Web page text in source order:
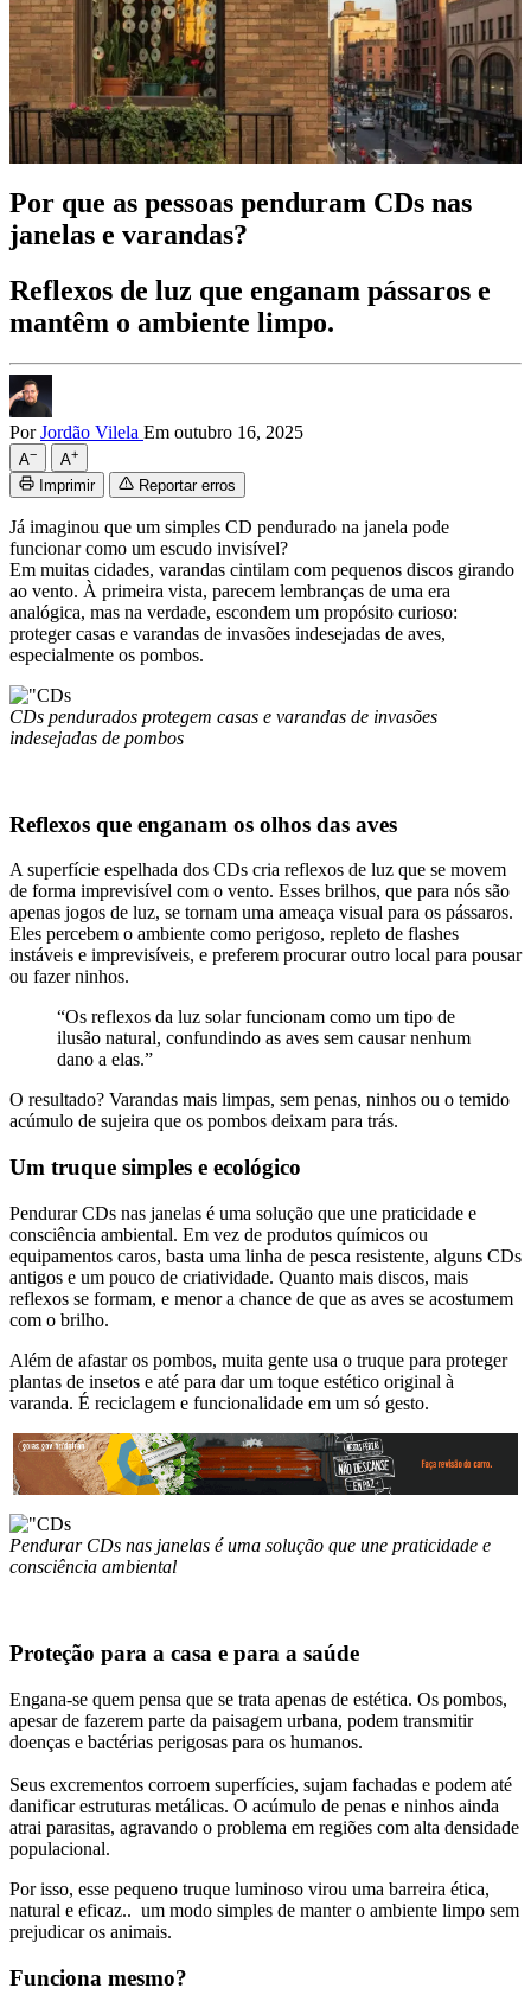
Por que as pessoas penduram CDs nas
janelas e varandas?
Reflexos de luz que enganam pássaros e
mantêm o ambiente limpo.
PorJordão Vilela Em outubro 16, 2025
A− A+
Imprimir Reportar erros
Já imaginou que um simples CD pendurado na janela pode
funcionar como um escudo invisível?
Em muitas cidades, varandas cintilam com pequenos discos girando
ao vento. À primeira vista, parecem lembranças de uma era
analógica, mas na verdade, escondem um propósito curioso:
proteger casas e varandas de invasões indesejadas de aves,
especialmente os pombos.
CDs pendurados protegem casas e varandas de invasões
indesejadas de pombos
Reflexos que enganam os olhos das aves
A superfície espelhada dos CDs cria reflexos de luz que se movem
de forma imprevisível com o vento. Esses brilhos, que para nós são
apenas jogos de luz, se tornam uma ameaça visual para os pássaros.
Eles percebem o ambiente como perigoso, repleto de flashes
instáveis e imprevisíveis, e preferem procurar outro local para pousar
ou fazer ninhos.
“Os reflexos da luz solar funcionam como um tipo de
ilusão natural, confundindo as aves sem causar nenhum
dano a elas.”
O resultado? Varandas mais limpas, sem penas, ninhos ou o temido
acúmulo de sujeira que os pombos deixam para trás.
Um truque simples e ecológico
Pendurar CDs nas janelas é uma solução que une praticidade e
consciência ambiental. Em vez de produtos químicos ou
equipamentos caros, basta uma linha de pesca resistente, alguns CDs
antigos e um pouco de criatividade. Quanto mais discos, mais
reflexos se formam, e menor a chance de que as aves se acostumem
com o brilho.
Além de afastar os pombos, muita gente usa o truque para proteger
plantas de insetos e até para dar um toque estético original à
varanda. É reciclagem e funcionalidade em um só gesto.
Pendurar CDs nas janelas é uma solução que une praticidade e
consciência ambiental
Proteção para a casa e para a saúde
Engana-se quem pensa que se trata apenas de estética. Os pombos,
apesar de fazerem parte da paisagem urbana, podem transmitir
doenças e bactérias perigosas para os humanos.
Seus excrementos corroem superfícies, sujam fachadas e podem até
danificar estruturas metálicas. O acúmulo de penas e ninhos ainda
atrai parasitas, agravando o problema em regiões com alta densidade
populacional.
Por isso, esse pequeno truque luminoso virou uma barreira ética,
natural e eficaz.. um modo simples de manter o ambiente limpo sem
prejudicar os animais.
Funciona mesmo?